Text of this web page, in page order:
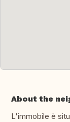
About the
L'immobile è